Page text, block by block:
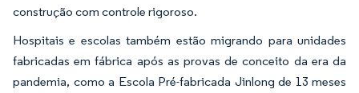
construção com controle rigoroso.
Hospitais e escolas também estão migrando para unidades
fabricadas em fábrica após as provas de conceito da era da
pandemia, como a Escola Pré-fabricada Jinlong de 13 meses